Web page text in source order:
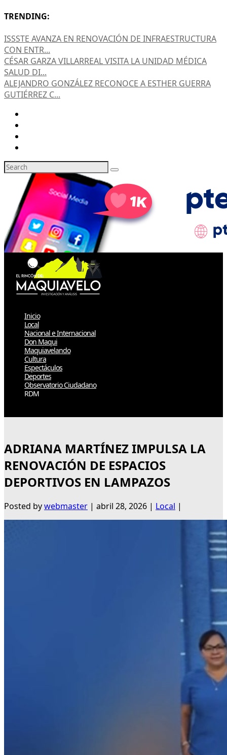
TRENDING:
ISSSTE AVANZA EN RENOVACIÓN DE INFRAESTRUCTURA
CON ENTR...
CÉSAR GARZA VILLARREAL VISITA LA UNIDAD MÉDICA
SALUD DI...
ALEJANDRO GONZÁLEZ RECONOCE A ESTHER GUERRA
GUTIÉRREZ C...
Inicio
Local
Nacional e Internacional
Don Maqui
Maquiavelando
Cultura
Espectáculos
Deportes
Observatorio Ciudadano
RDM
ADRIANA MARTÍNEZ IMPULSA LA
RENOVACIÓN DE ESPACIOS
DEPORTIVOS EN LAMPAZOS
Posted bywebmaster | abril 28, 2026 | Local |